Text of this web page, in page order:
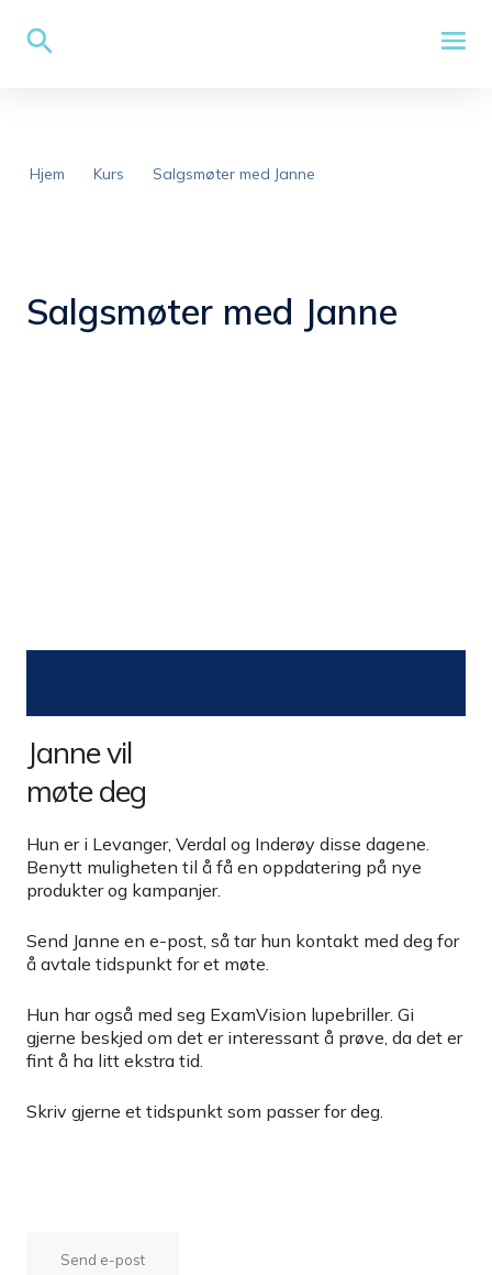
Hjem Kurs Salgsmøter med Janne
Salgsmøter med Janne
Janne vil
møte deg
Hun er i Levanger, Verdal og Inderøy disse dagene.
Benytt muligheten til å få en oppdatering på nye
produkter og kampanjer.
Send Janne en e-post, så tar hun kontakt med deg for
å avtale tidspunkt for et møte.
Hun har også med seg ExamVision lupebriller. Gi
gjerne beskjed om det er interessant å prøve, da det er
fint å ha litt ekstra tid.
Skriv gjerne et tidspunkt som passer for deg.
Send e-post